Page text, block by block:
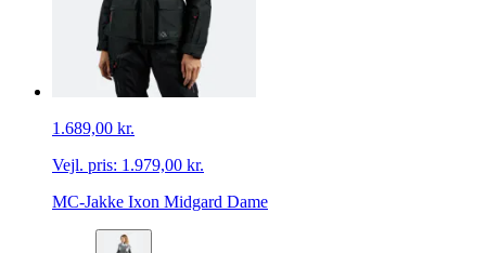
1.689,00 kr.
Vejl. pris: 1.979,00 kr.
MC-Jakke Ixon Midgard Dame